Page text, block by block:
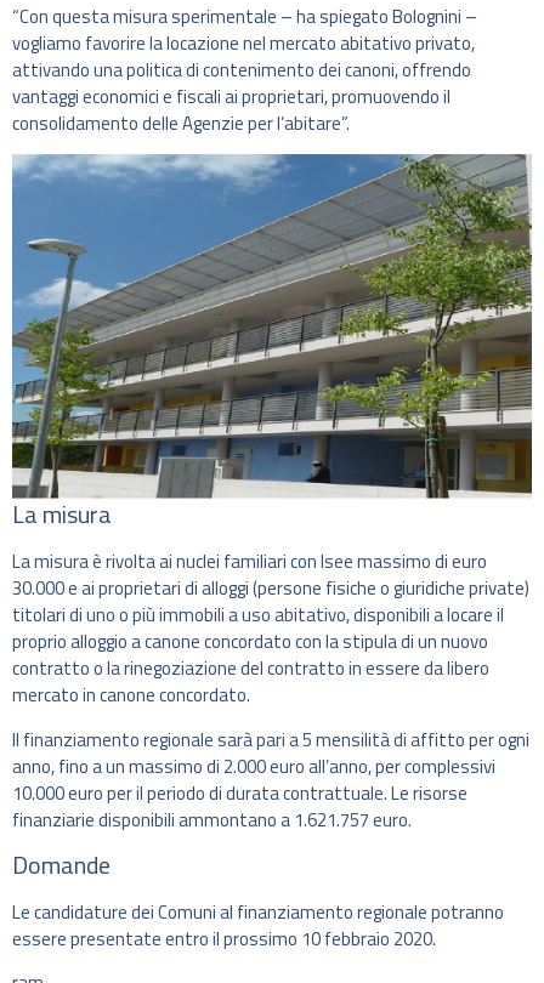
“Con questa misura sperimentale – ha spiegato Bolognini –
vogliamo favorire la locazione nel mercato abitativo privato,
attivando una politica di contenimento dei canoni, offrendo
vantaggi economici e fiscali ai proprietari, promuovendo il
consolidamento delle Agenzie per l’abitare”.
La misura
La misura è rivolta ai nuclei familiari con Isee massimo di euro
30.000 e ai proprietari di alloggi (persone fisiche o giuridiche private)
titolari di uno o più immobili a uso abitativo, disponibili a locare il
proprio alloggio a canone concordato con la stipula di un nuovo
contratto o la rinegoziazione del contratto in essere da libero
mercato in canone concordato.
Il finanziamento regionale sarà pari a 5 mensilità di affitto per ogni
anno, fino a un massimo di 2.000 euro all’anno, per complessivi
10.000 euro per il periodo di durata contrattuale. Le risorse
finanziarie disponibili ammontano a 1.621.757 euro.
Domande
Le candidature dei Comuni al finanziamento regionale potranno
essere presentate entro il prossimo 10 febbraio 2020.